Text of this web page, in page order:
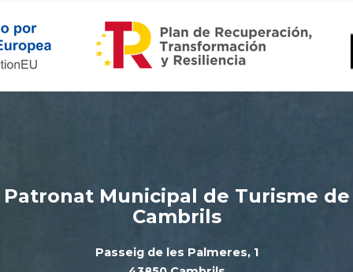
Patronat Municipal de Turisme de
Cambrils
Passeig de les Palmeres, 1